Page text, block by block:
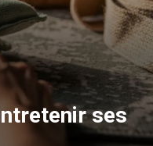
ses